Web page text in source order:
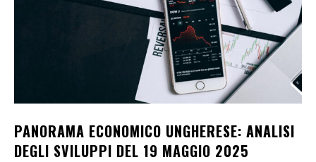
PANORAMA ECONOMICO UNGHERESE: ANALISI
DEGLI SVILUPPI DEL 19 MAGGIO 2025